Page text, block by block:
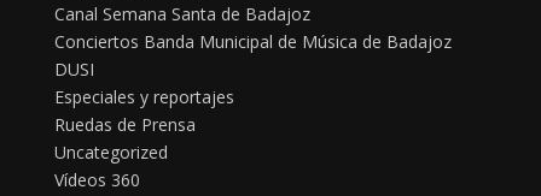
Canal Semana Santa de Badajoz
Conciertos Banda Municipal de Música de Badajoz
DUSI
Especiales y reportajes
Ruedas de Prensa
Uncategorized
Vídeos 360